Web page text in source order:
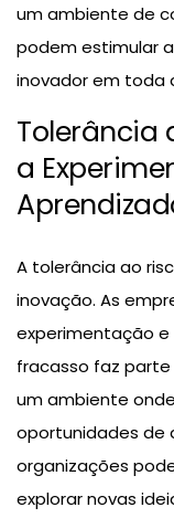
um ambiente de
podem estimular
inovador em toda
Tolerância
a
A tolerância ao
inovação. As
experimentação
fracasso faz parte
um ambiente
oportunidades de
organizações
explorar novas